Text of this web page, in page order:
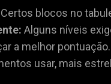
Certos blocos no
Alguns níveis
a melhor pontuação.
usar, mais